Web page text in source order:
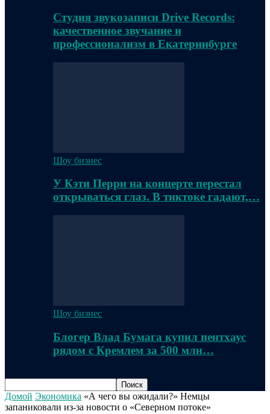
Студия звукозаписи Drive Records:
качественное звучание и
профессионализм в Екатеринбурге
Шоу бизнес
У Кэти Перри на концерте перестал
открываться глаз. В тиктоке гадают,…
Шоу бизнес
Блогер Влад Бумага купил пентхаус
рядом с Кремлем за 500 млн…
Домой Экономика «А чего вы ожидали?» Немцы
запаниковали из-за новости о «Северном потоке»